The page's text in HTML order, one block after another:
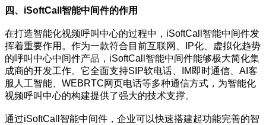
四、iSoftCall智能中间件的作用
在打造智能化视频呼叫中心的过程中，iSoftCall智能中间件发
挥着重要作用。作为一款符合目前互联网、IP化、虚拟化趋势
的呼叫中心中间件产品，iSoftCall智能中间件能够极大简化集
成商的开发工作。它全面支持SIP软电话、IM即时通信、AI客
服人工智能、WEBRTC网页电话等多种通信方式，为智能化
视频呼叫中心的构建提供了强大的技术支撑。
通过iSoftCall智能中间件，企业可以快速搭建起功能完善的智